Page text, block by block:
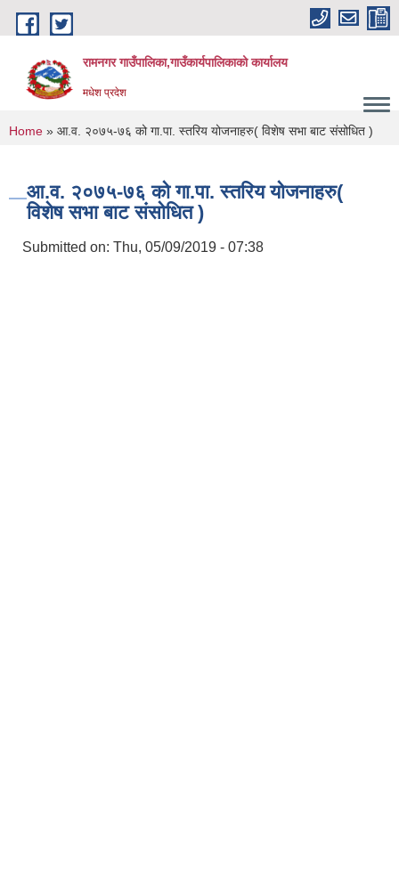
Skip to main content
रामनगर गाउँपालिका,गाउँकार्यपालिकाको कार्यालय
मधेश प्रदेश
You are here
Home » आ.व. २०७५-७६ को गा.पा. स्तरिय योजनाहरु( विशेष सभा बाट संसोधित )
आ.व. २०७५-७६ को गा.पा. स्तरिय योजनाहरु(
विशेष सभा बाट संसोधित )
Submitted on: Thu, 05/09/2019 - 07:38